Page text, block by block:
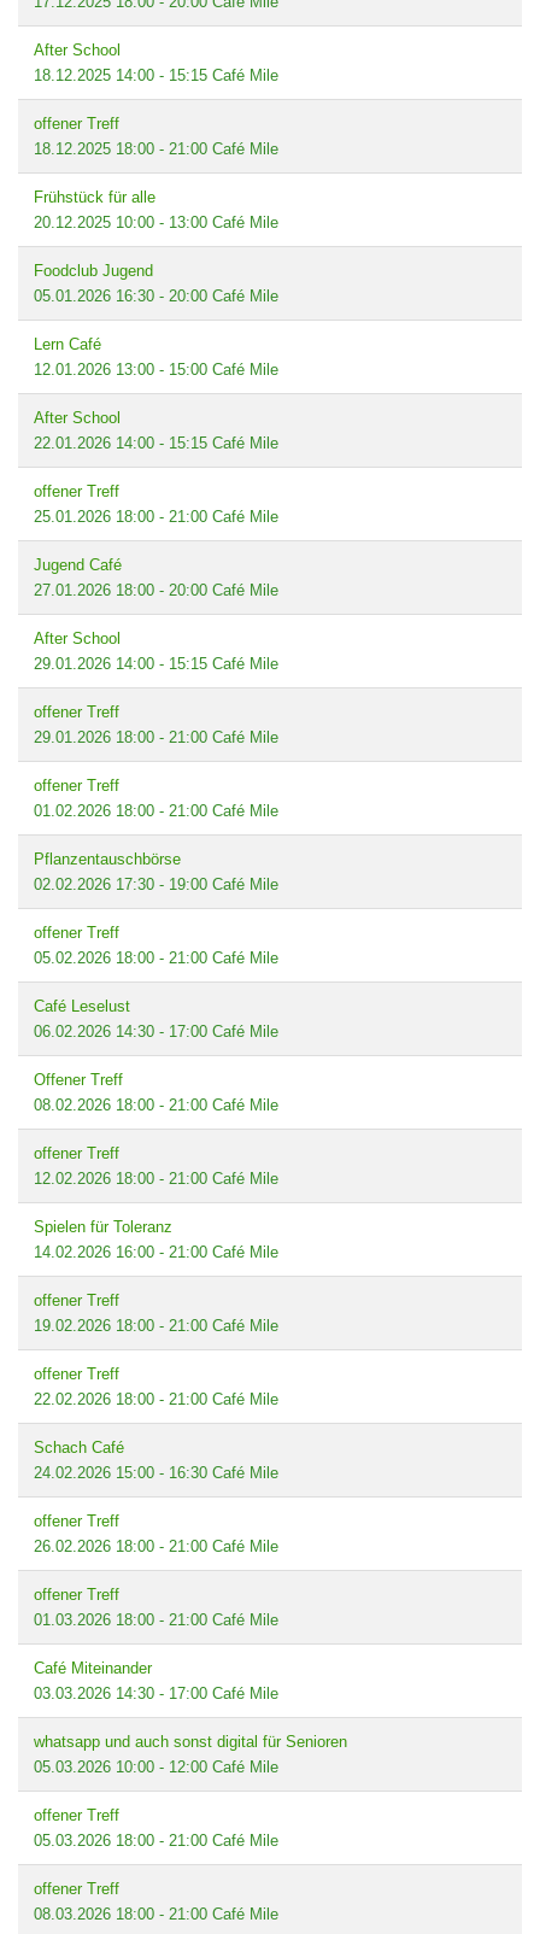
After School
18.12.2025 14:00 - 15:15 Café Mile
offener Treff
18.12.2025 18:00 - 21:00 Café Mile
Frühstück für alle
20.12.2025 10:00 - 13:00 Café Mile
Foodclub Jugend
05.01.2026 16:30 - 20:00 Café Mile
Lern Café
12.01.2026 13:00 - 15:00 Café Mile
After School
22.01.2026 14:00 - 15:15 Café Mile
offener Treff
25.01.2026 18:00 - 21:00 Café Mile
Jugend Café
27.01.2026 18:00 - 20:00 Café Mile
After School
29.01.2026 14:00 - 15:15 Café Mile
offener Treff
29.01.2026 18:00 - 21:00 Café Mile
offener Treff
01.02.2026 18:00 - 21:00 Café Mile
Pflanzentauschbörse
02.02.2026 17:30 - 19:00 Café Mile
offener Treff
05.02.2026 18:00 - 21:00 Café Mile
Café Leselust
06.02.2026 14:30 - 17:00 Café Mile
Offener Treff
08.02.2026 18:00 - 21:00 Café Mile
offener Treff
12.02.2026 18:00 - 21:00 Café Mile
Spielen für Toleranz
14.02.2026 16:00 - 21:00 Café Mile
offener Treff
19.02.2026 18:00 - 21:00 Café Mile
offener Treff
22.02.2026 18:00 - 21:00 Café Mile
Schach Café
24.02.2026 15:00 - 16:30 Café Mile
offener Treff
26.02.2026 18:00 - 21:00 Café Mile
offener Treff
01.03.2026 18:00 - 21:00 Café Mile
Café Miteinander
03.03.2026 14:30 - 17:00 Café Mile
whatsapp und auch sonst digital für Senioren
05.03.2026 10:00 - 12:00 Café Mile
offener Treff
05.03.2026 18:00 - 21:00 Café Mile
offener Treff
08.03.2026 18:00 - 21:00 Café Mile